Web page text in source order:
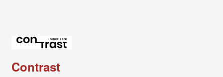
Contrast